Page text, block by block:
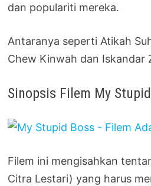
dan populariti mereka.
Antaranya seperti Atikah
Chew Kinwah dan Iskandar
Sinopsis Filem My
Filem ini mengisahkan
Citra Lestari) yang harus